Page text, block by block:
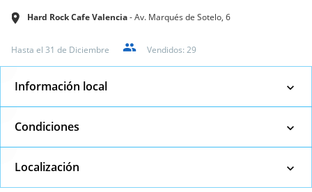
Hard Rock Cafe Valencia Av. Marqués de Sotelo, 6
Hasta el 31 de Diciembre Vendidos: 29
Información local
Condiciones
Localización